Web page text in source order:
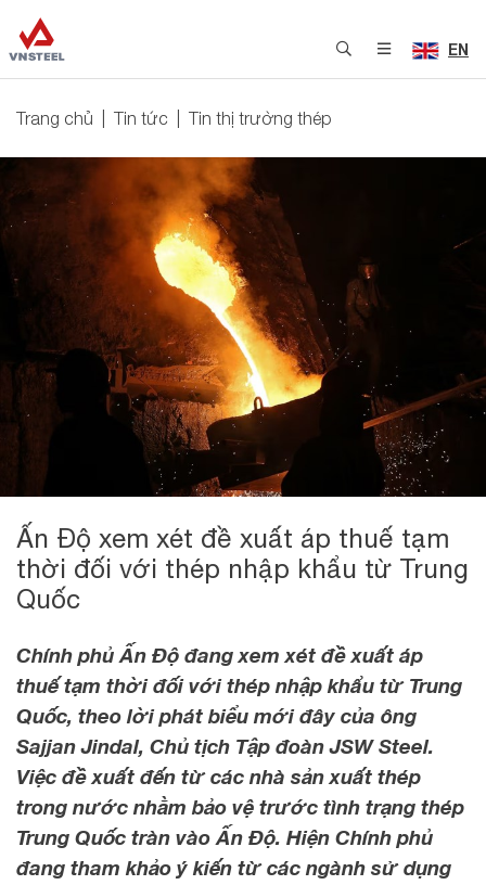
EN
Trang chủ Tin tức Tin thị trường thép
Ấn Độ xem xét đề xuất áp thuế tạm
thời đối với thép nhập khẩu từ Trung
Quốc
Chính phủ Ấn Độ đang xem xét đề xuất áp
thuế tạm thời đối với thép nhập khẩu từ Trung
Quốc, theo lời phát biểu mới đây của ông
Sajjan Jindal, Chủ tịch Tập đoàn JSW Steel.
Việc đề xuất đến từ các nhà sản xuất thép
trong nước nhằm bảo vệ trước tình trạng thép
Trung Quốc tràn vào Ấn Độ. Hiện Chính phủ
đang tham khảo ý kiến từ các ngành sử dụng